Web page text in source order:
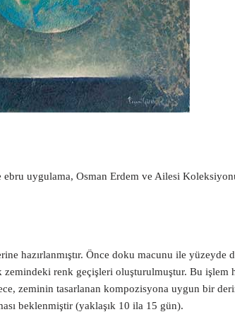
ebru uygulama, Osman Erdem ve Ailesi
hazırlanmıştır. Önce doku macunu ile yüzeyde
renk geçişleri oluşturulmuştur. Bu işlem
zeminin tasarlanan kompozisyona uygun bir
beklenmiştir (yaklaşık 10 ila 15 gün).